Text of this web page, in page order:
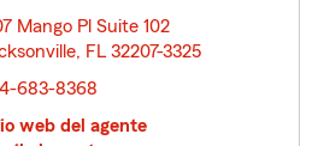
Mango Pl Suite 102
FL 32207-3325
683-8368
web del agente